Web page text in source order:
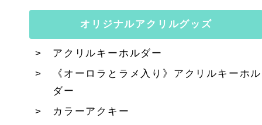
オリジナルアクリルグッズ
アクリルキーホルダー
《オーロラとラメ入り》アクリルキーホル
ダー
カラーアクキー